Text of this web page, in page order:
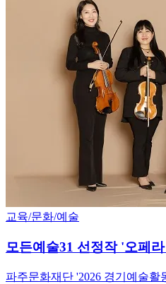
교육/문화/예술
모든예술31 선정작 '오페
파주문화재단 '2026 경기예술활